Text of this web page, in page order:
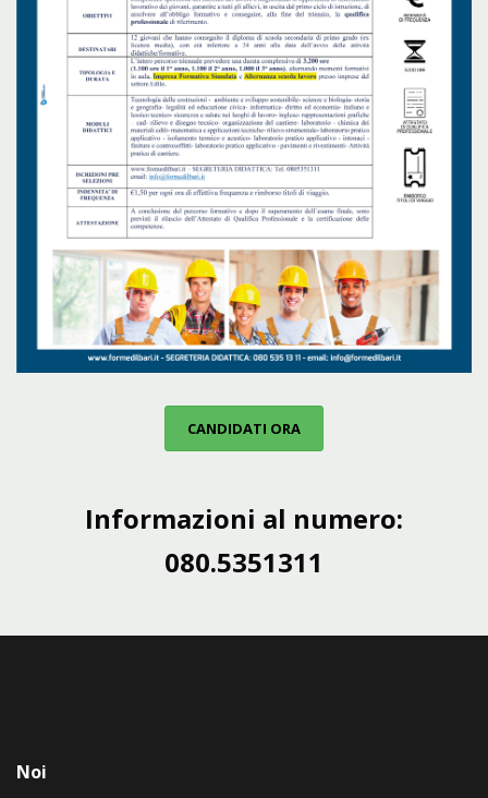
CANDIDATI ORA
Informazioni al numero:
080.5351311
Noi